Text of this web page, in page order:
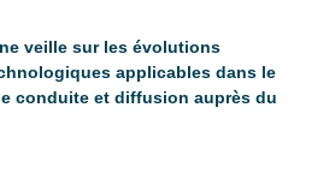
veille sur les évolutions
applicables dans le
conduite et diffusion auprès du